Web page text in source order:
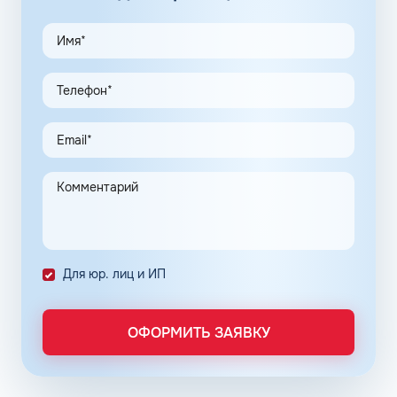
можно только на бензоколонках станций,
принадлежащих бренду. Добавки имеют следующие
свойства:
модифицируют процесс трения, останавливают
адсорбируют соединения H2O;
растворяют отложения углерода и его соединений,
выводя их через систему выхлопа;
способствует заметному увеличению мощности
двигателя, экономии расхода жидкости, улучшению
маневренности транспортного средства.
Бензин на АЗС
На российских автозаправочных комплексах можно
купить бензин в Марьинке класса не ниже Евро 5.
Для юр. лиц и ИП
ОФОРМИТЬ ЗАЯВКУ